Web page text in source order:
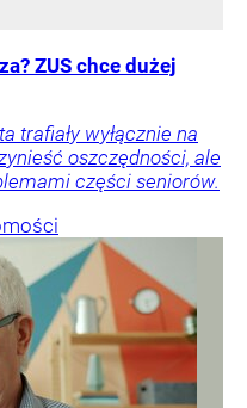
ZUS chce dużej
trafiały wyłącznie na
oszczędności, ale
części seniorów.